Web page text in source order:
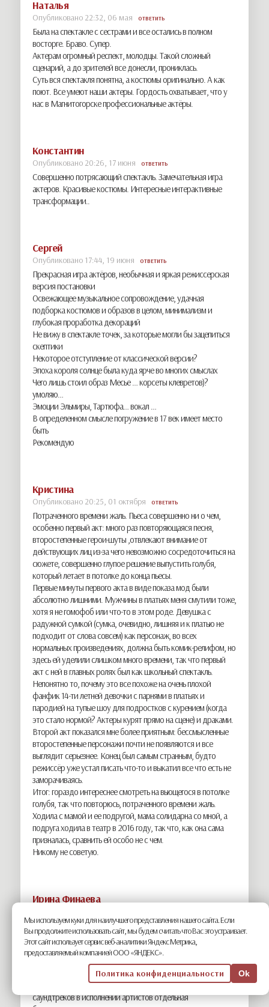
Наталья
Опубликовано 22:32, 06 мая ОТВЕТИТЬ
Была на спектакле с сестрами и все остались в полном
восторге. Браво. Супер.
Актерам огромный респект, молодцы. Такой сложный
сценарий, а до зрителей все донесли, прониклась.
Суть вся спектакля понятна, а костюмы оригинально. А как
поют. Все умеют наши актеры. Гордость охватывает, что у
нас в Магнитогорске профессиональные актёры.
Константин
Опубликовано 20:26, 17 июня ОТВЕТИТЬ
Совершенно потрясающий спектакль. Замечательная игра
актеров. Красивые костюмы. Интересные интерактивные
трансформации..
Сергей
Опубликовано 17:44, 19 июня ОТВЕТИТЬ
Прекрасная игра актёров, необычная и яркая режиссерская
версия постановки
Освежающее музыкальное сопровождение, удачная
подборка костюмов и образов в целом, минимализм и
глубокая проработка декораций
Не вижу в спектакле точек, за которые могли бы зацепиться
скептики
Некоторое отступление от классической версии?
Эпоха короля солнце была куда ярче во многих смыслах
Чего лишь стоил образ Месье … корсеты клевретов)?
умоляю…
Эмоции Эльмиры, Тартюфа… вокал …
В определенном смысле погружение в 17 век имеет место
быть
Рекомендую
Кристина
Опубликовано 20:25, 01 октября ОТВЕТИТЬ
Потраченного времени жаль. Пьеса совершенно ни о чем,
особенно первый акт: много раз повторяющаяся песня,
второстепенные герои-шуты ,отвлекают внимание от
действующих лиц из-за чего невозможно сосредоточиться на
сюжете, совершенно глупое решение выпустить голубя,
который летает в потолке до конца пьесы.
Первые минуты первого акта в виде показа мод были
абсолютно лишними. Мужчины в платьях меня смутили тоже,
хотя я не гомофоб или что-то в этом роде. Девушка с
радужной сумкой (сумка, очевидно, лишняя и к платью не
подходит от слова совсем) как персонаж, во всех
нормальных произведениях, должна быть комик-релифом, но
здесь ей уделили слишком много времени, так что первый
акт с ней в главных ролях был как школьный спектакль.
Непонятно то, почему это все похоже на очень плохой
фанфик 14-ти летней девочки с парнями в платьях и
пародией на тупые шоу для подростков с курением (когда
это стало нормой? Актеры курят прямо на сцене) и драками.
Второй акт показался мне более приятным: бессмысленные
второстепенные персонажи почти не появляются и все
выглядит серьезнее. Конец был самым странным, будто
режиссёр уже устал писать что-то и выкатил все что есть не
заморачиваясь.
Итог: гораздо интереснее смотреть на вьющегося в потолке
голубя, так что повторюсь, потраченного времени жаль.
Ходила с мамой и ее подругой, мама солидарна со мной, а
подруга ходила в театр в 2016 году, так что, как она сама
призналась, сравнить ей особо не с чем.
Никому не советую.
Ирина Финаева
Это просто шедевр! Насколько артистичны и при этом
реальны актёры! А текст, просто восторг! Это же нужно так
всё слово в слово заучить и в прозе, и настолько превосходно
Смотреть было одно удовольствие
2 часа прошли как 10 минут. За композиции из современных
саундтреков в исполнении артистов отдельная
Мы используем куки для наилучшего представления нашего сайта. Если
Вы продолжите использовать сайт, мы будем считать что Вас это устраивает.
Этот сайт использует сервис веб-аналитики Яндекс Метрика,
предоставляемый компанией ООО «ЯНДЕКС».
Политика конфиденциальности
Ok